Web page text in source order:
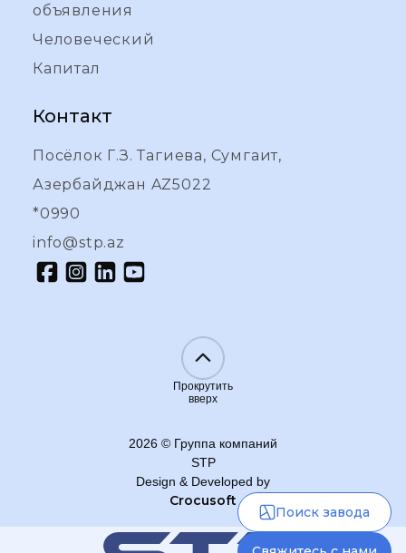
Поиск завода
объявления
Человеческий
Капитал
Контакт
Посёлок Г.З. Тагиева, Сумгаит,
Азербайджан AZ5022
*0990
info@stp.az
Прокрутить
вверх
2026 © Группа компаний
STP
Design & Developed by
Crocusoft